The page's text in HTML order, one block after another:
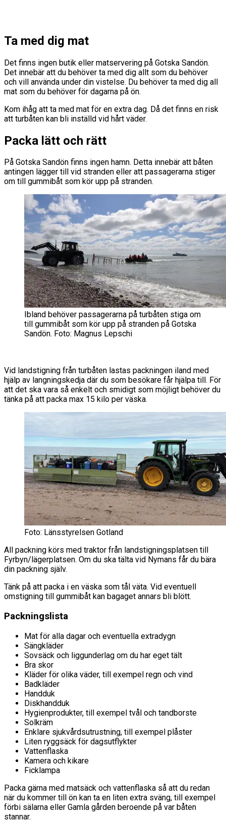
Ta med dig mat
Det finns ingen butik eller matservering på Gotska Sandön.
Det innebär att du behöver ta med dig allt som du behöver
och vill använda under din vistelse. Du behöver ta med dig all
mat som du behöver för dagarna på ön.
Kom ihåg att ta med mat för en extra dag. Då det finns en risk
att turbåten kan bli inställd vid hårt väder.
Packa lätt och rätt
På Gotska Sandön finns ingen hamn. Detta innebär att båten
antingen lägger till vid stranden eller att passagerarna stiger
om till gummibåt som kör upp på stranden.
Ibland behöver passagerarna på turbåten stiga om
till gummibåt som kör upp på stranden på Gotska
Sandön. Foto: Magnus Lepschi
Vid landstigning från turbåten lastas packningen iland med
hjälp av langningskedja där du som besökare får hjälpa till. För
att det ska vara så enkelt och smidigt som möjligt behöver du
tänka på att packa max 15 kilo per väska.
Foto: Länsstyrelsen Gotland
All packning körs med traktor från landstigningsplatsen till
Fyrbyn/lägerplatsen. Om du ska tälta vid Nymans får du bära
din packning själv.
Tänk på att packa i en väska som tål väta. Vid eventuell
omstigning till gummibåt kan bagaget annars bli blött.
Packningslista
Mat för alla dagar och eventuella extradygn
Sängkläder
Sovsäck och liggunderlag om du har eget tält
Bra skor
Kläder för olika väder, till exempel regn och vind
Badkläder
Handduk
Diskhandduk
Hygienprodukter, till exempel tvål och tandborste
Solkräm
Enklare sjukvårdsutrustning, till exempel plåster
Liten ryggsäck för dagsutflykter
Vattenflaska
Kamera och kikare
Ficklampa
Packa gärna med matsäck och vattenflaska så att du redan
när du kommer till ön kan ta en liten extra sväng, till exempel
förbi sälarna eller Gamla gården beroende på var båten
stannar.